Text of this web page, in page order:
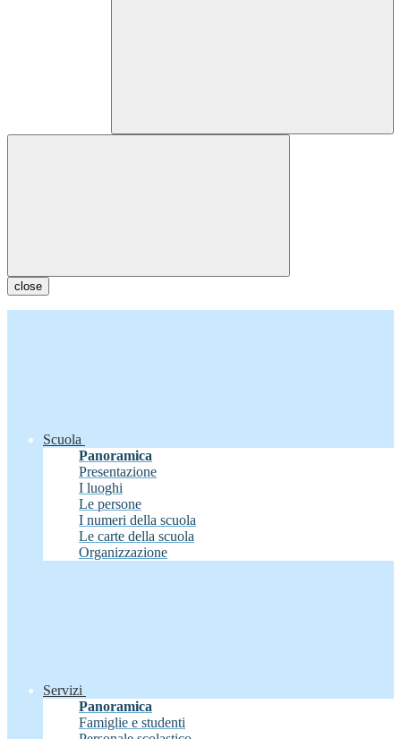
close
Scuola
Panoramica
Presentazione
I luoghi
Le persone
I numeri della scuola
Le carte della scuola
Organizzazione
Servizi
Panoramica
Famiglie e studenti